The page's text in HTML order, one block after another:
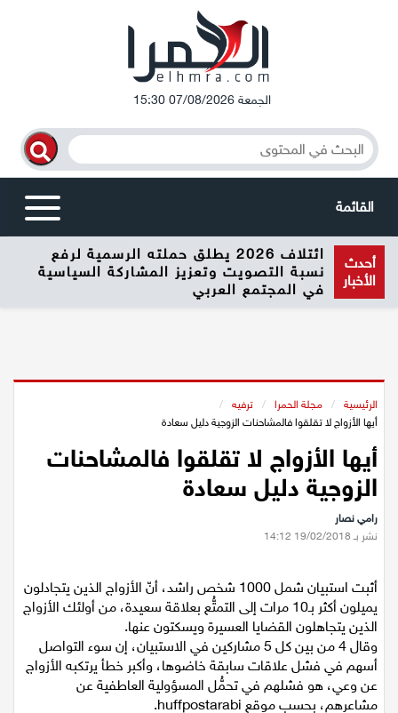
الجمعة 07/08/2026 15:30
القائمة
أخبار محلية
الرامة
عيلبون
دير حنا
سخنين
اخبار عالمية
رياضة
رياضة محلية
أحدث
الأخبار
ائتلاف 2026 يطلق حملته الرسمية لرفع
نسبة التصويت وتعزيز المشاركة السياسية
في المجتمع العربي
الرئيسية / مجلة الحمرا / ترفيه
/
أيها الأزواج لا تقلقوا فالمشاحنات الزوجية دليل سعادة
أيها الأزواج لا تقلقوا فالمشاحنات
الزوجية دليل سعادة
رامي نصار
نشر بـ 19/02/2018 14:12
أثبت استبيان شمل 1000 شخص راشد، أنّ الأزواج الذين يتجادلون
يميلون أكثر بـ10 مرات إلى التمتُّع بعلاقة سعيدة، من أولئك الأزواج
الذين يتجاهلون القضايا العسيرة ويسكتون عنها.
وقال 4 من بين كل 5 مشاركين في الاستبيان، إن سوء التواصل
أسهم في فشل علاقات سابقة خاضوها، وأكبر خطأ يرتكبه الأزواج
عن وعي، هو فشلهم في تحمُّل المسؤولية العاطفية عن
مشاعرهم، بحسب موقع huffpostarabi.